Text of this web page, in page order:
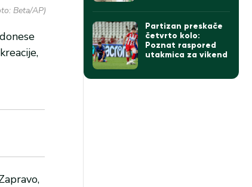
Beta/AP)
Partizan preskače
četvrto kolo:
Poznat raspored
utakmica za vikend